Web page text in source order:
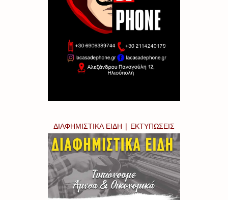
ΔΙΑΦΗΜΙΣΤΙΚΑ ΕΙΔΗ | ΕΚΤΥΠΩΣΕΙΣ